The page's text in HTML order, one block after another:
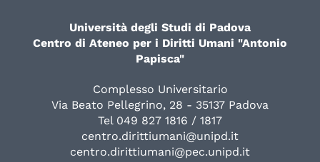
Università degli Studi di Padova
Centro di Ateneo per i Diritti Umani "Antonio
Papisca"
Complesso Universitario
Via Beato Pellegrino, 28 - 35137 Padova
Tel 049 827 1816 / 1817
centro.dirittiumani@unipd.it
centro.dirittiumani@pec.unipd.it